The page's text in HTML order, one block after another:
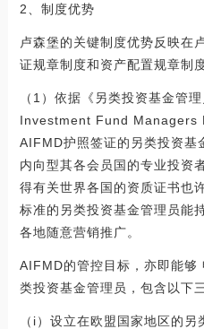
2、制度优势
卢森堡的关键制度优势反映在
证规章制度和资产配置规章制度
（1）依据《另类投资基金管
Investment Fund Managers
AIFMD护照签证的另类投资基
内向型其各会员国的专业投资
得有关世界各国的资质证书也
标准的另类投资基金管理员能
各地随意营销推广。
AIFMD的管控目标，亦即能够
类投资基金管理员，包含以下
（i）设立在欧盟国家地区的